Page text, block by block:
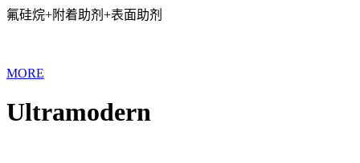
氟硅烷+附着助剂+表面助剂
MORE
Ultramodern